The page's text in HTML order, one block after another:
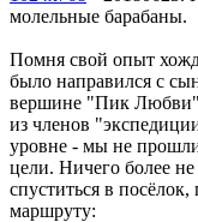
молельные барабаны.
Помня свой опыт
было направился с
вершине "Пик Любви",
из членов
уровне - мы не прошли
цели. Ничего более не
спуститься в посёлок,
маршруту: